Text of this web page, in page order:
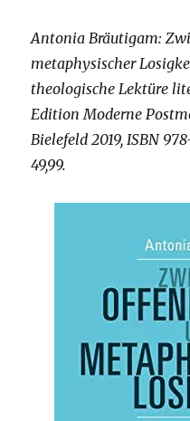
Antonia Bräutigam:
metaphysischer
theologische Lektüre
Edition Moderne
Bielefeld 2019, ISBN
49,99.